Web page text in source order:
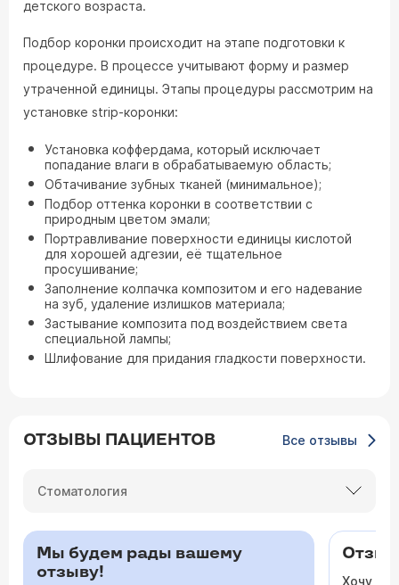
детского возраста.
Подбор коронки происходит на этапе подготовки к
процедуре. В процессе учитывают форму и размер
утраченной единицы. Этапы процедуры рассмотрим на
установке strip-коронки:
Установка коффердама, который исключает
попадание влаги в обрабатываемую область;
Обтачивание зубных тканей (минимальное);
Подбор оттенка коронки в соответствии с
природным цветом эмали;
Портравливание поверхности единицы кислотой
для хорошей адгезии, её тщательное
просушивание;
Заполнение колпачка композитом и его надевание
на зуб, удаление излишков материала;
Застывание композита под воздействием света
специальной лампы;
Шлифование для придания гладкости поверхности.
ОТЗЫВЫ ПАЦИЕНТОВ Все отзывы
Стоматология
Мы будем рады вашему
отзыву!
Хочу